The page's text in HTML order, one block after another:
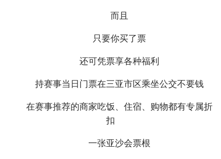
而且
只要你买了票
还可凭票享各种福利
持赛事当日门票在三亚市区乘坐公交不要钱
在赛事推荐的商家吃饭、住宿、购物都有专属折
扣
一张亚沙会票根